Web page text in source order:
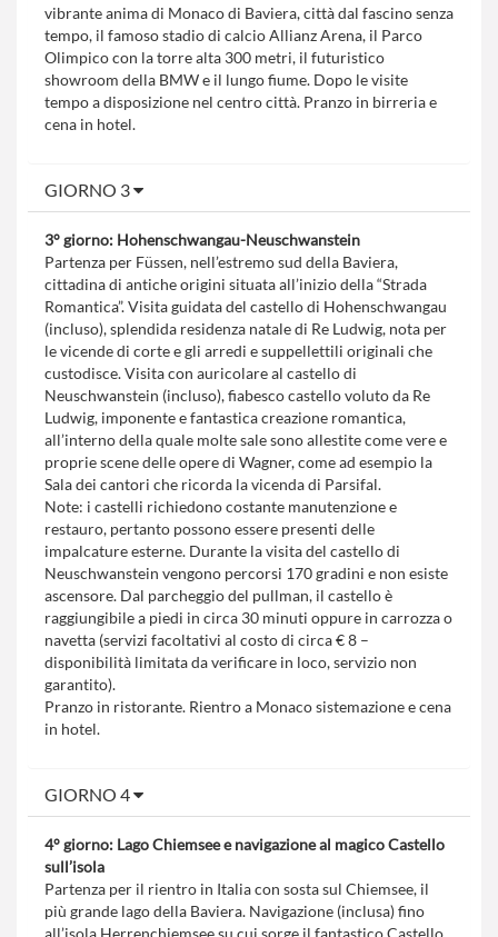
vibrante anima di Monaco di Baviera, città dal fascino senza
tempo, il famoso stadio di calcio Allianz Arena, il Parco
Olimpico con la torre alta 300 metri, il futuristico
showroom della BMW e il lungo fiume. Dopo le visite
tempo a disposizione nel centro città. Pranzo in birreria e
cena in hotel.
GIORNO 3
3° giorno: Hohenschwangau-Neuschwanstein
Partenza per Füssen, nell’estremo sud della Baviera,
cittadina di antiche origini situata all’inizio della “Strada
Romantica”. Visita guidata del castello di Hohenschwangau
(incluso), splendida residenza natale di Re Ludwig, nota per
le vicende di corte e gli arredi e suppellettili originali che
custodisce. Visita con auricolare al castello di
Neuschwanstein (incluso), fiabesco castello voluto da Re
Ludwig, imponente e fantastica creazione romantica,
all’interno della quale molte sale sono allestite come vere e
proprie scene delle opere di Wagner, come ad esempio la
Sala dei cantori che ricorda la vicenda di Parsifal.
Note: i castelli richiedono costante manutenzione e
restauro, pertanto possono essere presenti delle
impalcature esterne. Durante la visita del castello di
Neuschwanstein vengono percorsi 170 gradini e non esiste
ascensore. Dal parcheggio del pullman, il castello è
raggiungibile a piedi in circa 30 minuti oppure in carrozza o
navetta (servizi facoltativi al costo di circa € 8 –
disponibilità limitata da verificare in loco, servizio non
garantito).
Pranzo in ristorante. Rientro a Monaco sistemazione e cena
in hotel.
GIORNO 4
4° giorno: Lago Chiemsee e navigazione al magico Castello
sull’isola
Partenza per il rientro in Italia con sosta sul Chiemsee, il
più grande lago della Baviera. Navigazione (inclusa) fino
all’isola Herrenchiemsee su cui sorge il fantastico Castello